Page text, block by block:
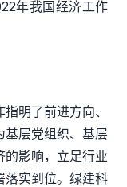
年我国经济工作
明了前进方向、
基层党组织、基层
的影响，立足行业
落实到位。绿建科